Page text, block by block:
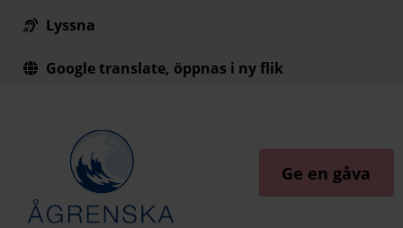
Till innehåll på sidan
Lyssna
Google translate, öppnas i ny flik
Ge en gåva